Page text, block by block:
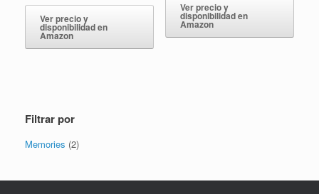
original
38,99€.
actual
31,99€.
Ver precio y
disponibilidad en
Amazon
Ver precio y
disponibilidad en
Amazon
Filtrar por
Memories (2)